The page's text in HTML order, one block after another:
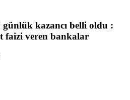
kazancı belli oldu :
faizi veren bankalar